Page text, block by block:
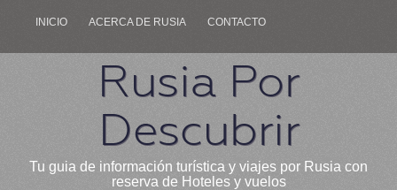
INICIO ACERCA DE RUSIA CONTACTO
Rusia Por
Descubrir
Tu guia de información turística y viajes por Rusia con
reserva de Hoteles y vuelos